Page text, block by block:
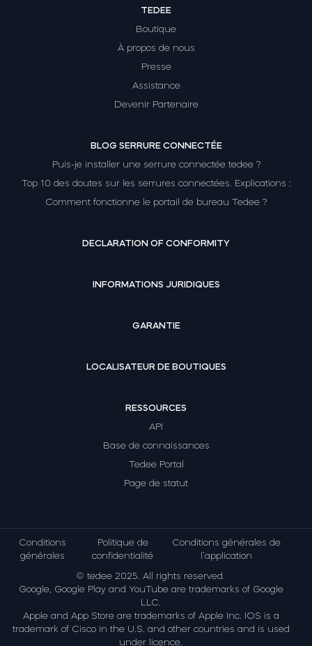
TEDEE
Boutique
À propos de nous
Presse
Assistance
Devenir Partenaire
BLOG SERRURE CONNECTÉE
Puis-je installer une serrure connectée tedee ?
Top 10 des doutes sur les serrures connectées. Explications :
Comment fonctionne le portail de bureau Tedee ?
DECLARATION OF CONFORMITY
INFORMATIONS JURIDIQUES
GARANTIE
LOCALISATEUR DE BOUTIQUES
RESSOURCES
API
Base de connaissances
Tedee Portal
Page de statut
Conditions
générales
Politique de
confidentialité
Conditions générales de
l’application
© tedee 2025. All rights reserved.
Google, Google Play and YouTube are trademarks of Google
LLC.
Apple and App Store are trademarks of Apple Inc. IOS is a
trademark of Cisco in the U.S. and other countries and is used
under licence.